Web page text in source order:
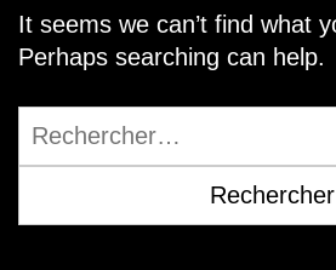
It seems we can’t find what
Perhaps searching can help.
Rechercher :